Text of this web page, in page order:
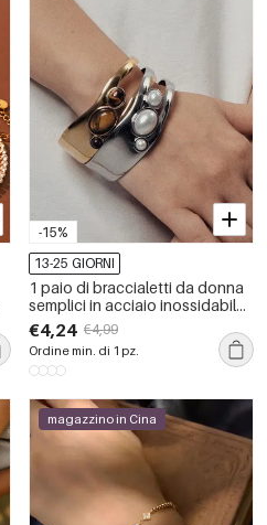
-15%
13-25 GIORNI
1 paio di braccialetti da donna
semplici in acciaio inossidabile
color oro con perle,
impermeabili, da giorno
€4,24 €4,99
Ordine min. di 1 pz.
magazzino in Cina